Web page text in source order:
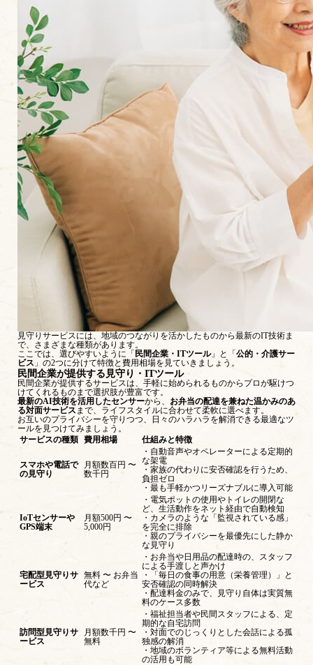
見守りサービスには、地域のつながりを活かしたものから最新のIT技術ま
で、さまざまな種類があります。
ここでは、選びやすいように「民間企業・ITツール」と「公的・介護サー
ビス 」の2つに分けて特徴と費用相場を見ていきましょう。
民間企業が提供する見守り・ITツール
民間企業が提供するサービスは、手軽に始められるものからプロが駆けつ
けてくれるものまで選択肢が豊富です。
最新のAI技術を活用したセンサーから、 お弁当の配達を兼ねた温かみのあ
る対面サービス まで、ライフスタイルに合わせて柔軟に選べます。
お互いのプライバシーを守りつつ、日々のハラハラを解消できる最適なツ
ールを見つけてみましょう。
サービスの種類 費用相場 仕組みと特徴
スマホや電話で
の見守り
月額数百円 〜
数千円
・自動音声やオペレーターによる定期的
な架電
・家族の代わりに安否確認を行うため、
負担ゼロ
・最も手軽かつリーズナブルに導入可能
IoTセンサーや
GPS端末
月額500円 〜
5,000円
・電気ポットの使用やトイレの開閉な
ど、生活動作をネット経由で自動検知
・カメラのような「監視されている感」
を完全に排除
・親のプライバシーを最優先にした静か
な見守り
宅配型見守りサ
ービス
無料 〜 お弁当
代など
・お弁当や日用品の配達時の、スタッフ
による手渡しと声かけ
・「毎日の食事の用意（栄養管理）」と
安否確認の同時解決
・配達料金のみで、見守り自体は実質無
料のケース多数
訪問型見守りサ
ービス
月額数千円 〜
無料
・福祉担当者や民間スタッフによる、定
期的な自宅訪問
・対面でのじっくりとした会話による孤
独感の解消
・地域のボランティア等による無料活動
の活用も可能